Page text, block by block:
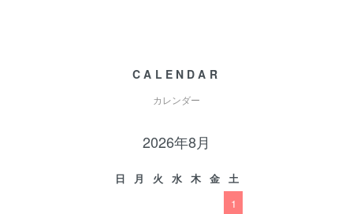
CALENDAR
カレンダー
2026年8月
日 月 火 水 木 金
土
1